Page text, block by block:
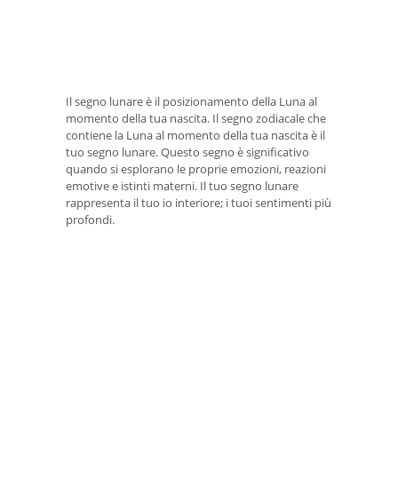
Il segno lunare è il posizionamento della Luna al
momento della tua nascita. Il segno zodiacale che
contiene la Luna al momento della tua nascita è il
tuo segno lunare. Questo segno è significativo
quando si esplorano le proprie emozioni, reazioni
emotive e istinti materni. Il tuo segno lunare
rappresenta il tuo io interiore; i tuoi sentimenti più
profondi.